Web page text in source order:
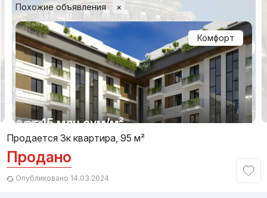
Похожие объявления ×
Комфорт
от15 млн сум/м²
Сдан 2025,
ЖК «Parkent Gardens»
1/10
Продается 3к квартира, 95 м²
Продано
Опубликовано 14.03.2024